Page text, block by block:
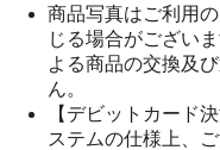
商品写真はご利用
じる場合がござい
よる商品の交換及
ん。
【デビットカード
ステムの仕様上、